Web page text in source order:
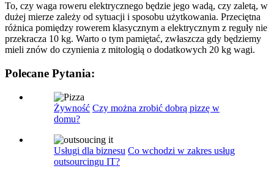
To, czy waga roweru elektrycznego będzie jego wadą, czy zaletą, w
dużej mierze zależy od sytuacji i sposobu użytkowania. Przeciętna
różnica pomiędzy rowerem klasycznym a elektrycznym z reguły nie
przekracza 10 kg. Warto o tym pamiętać, zwłaszcza gdy będziemy
mieli znów do czynienia z mitologią o dodatkowych 20 kg wagi.
Polecane Pytania:
Żywność Czy można zrobić dobrą pizzę w
domu?
Usługi dla biznesu Co wchodzi w zakres usług
outsourcingu IT?